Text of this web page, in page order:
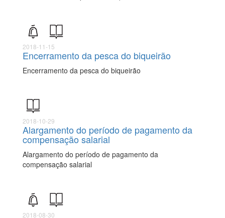
2018-11-15
Encerramento da pesca do biqueirão
Encerramento da pesca do biqueirão
2018-10-29
Alargamento do período de pagamento da
compensação salarial
Alargamento do período de pagamento da
compensação salarial
2018-08-30